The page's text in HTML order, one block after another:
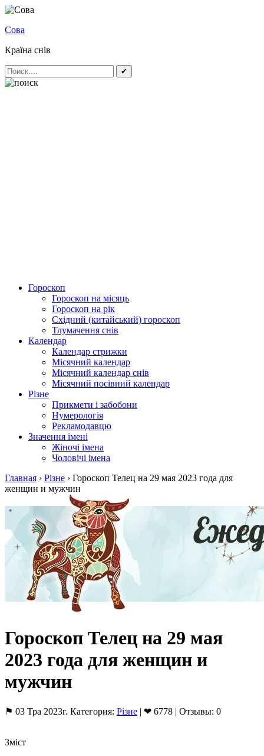
Сова
Країна снів
✔
Гороскоп
Гороскоп на місяць
Гороскоп на рік
Східний (китайський) гороскоп
Тлумачення снів
Календар
Календар стрижки
Місячний календар
Місячний календар снів
Місячний посівний календар
Різне
Прикмети і забобони
Нумерологія
Рекламодавцю
Значення імені
Жіночі імена
Чоловічі імена
Главная › Різне › Гороскоп Телец на 29 мая 2023 года для
женщин и мужчин
Гороскоп Телец на 29 мая
2023 года для женщин и
мужчин
⚑ 03 Тра 2023г. Категория: Різне | ❤ 6778 | Отзывы: 0
Зміст